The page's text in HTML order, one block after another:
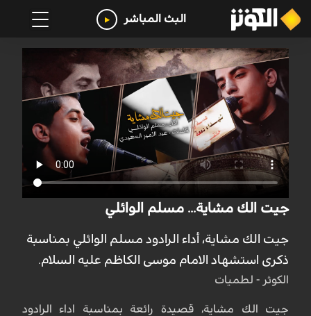
البث المباشر
جيت الك مشاية... مسلم الوائلي
جيت الك مشاية، أداء الرادود مسلم الوائلي بمناسبة
ذكرى استشهاد الامام موسى الكاظم عليه السلام.
الكوثر - لطميات
جيت الك مشاية، قصيدة رائعة بمناسبة اداء الرادود